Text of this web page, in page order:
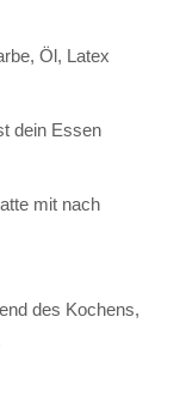
Öl, Latex
dein Essen
mit nach
des Kochens,